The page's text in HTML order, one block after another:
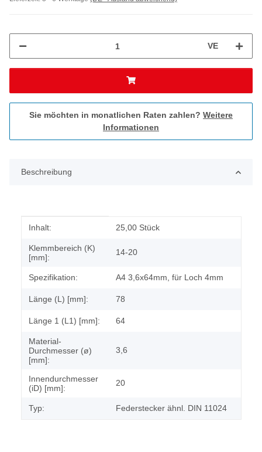
VE
Sie möchten in monatlichen Raten zahlen? Weitere
Informationen
Beschreibung
Produkteigenschaft
Wert
Inhalt: 25,00 Stück
Klemmbereich (K)
[mm]:
14-20
Spezifikation: A4 3,6x64mm, für Loch 4mm
Länge (L) [mm]: 78
Länge 1 (L1) [mm]: 64
Material-
Durchmesser (ø)
[mm]:
3,6
Innendurchmesser
(iD) [mm]:
20
Typ: Federstecker ähnl. DIN 11024